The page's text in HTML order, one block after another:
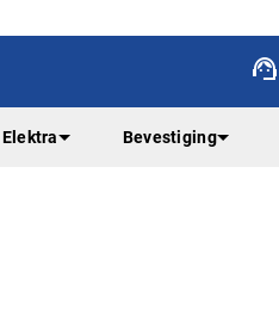
support_agent
Elektra Bevestiging